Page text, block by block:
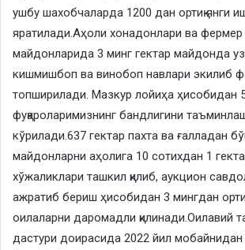
ушбу шахобчаларда 1200 дан ортиқ янги
яратилади.Аҳоли хонадонлари ва
майдонларида 3 минг гектар майдонда
кишмишбоп ва винобоп навлари экилиб
топширилади. Мазкур лойиҳа ҳисобидан
фуқароларимизнинг бандлигини
кўрилади.637 гектар пахта ва ғалладан
майдонларни аҳолига 10 сотихдан 1
хўжаликлари ташкил қилиб, аукцион
ажратиб бериш ҳисобидан 3 мингдан
оилаларни даромадли қилинади.Оилавий
дастури доирасида 2022 йил мобайнидан